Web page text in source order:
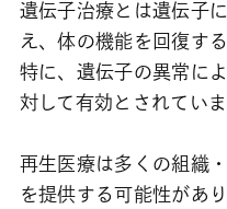
遺伝子治療とは遺伝子
え、体の機能を回復する
特に、遺伝子の異常に
対して有効とされていま
再生医療は多くの組織
を提供する可能性があり